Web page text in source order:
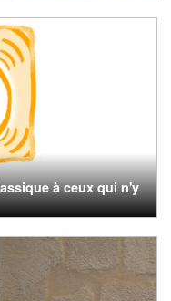
à ceux qui n'y